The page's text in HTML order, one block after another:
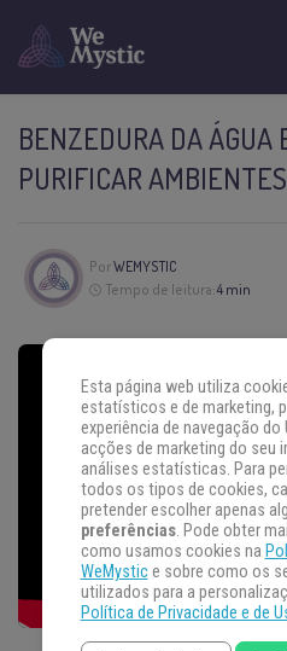
BENZEDURA DA ÁGUA
PURIFICAR
PorWEMYSTIC
Tempo de leitura:4 min
Esta página web utiliza
estatísticos e de marketing,
experiência de navegação
acções de marketing do seu
análises estatísticas. Para
todos os tipos de cookies,
pretender escolher apenas
preferências. Pode obter
como usamos cookies na
WeMystice sobre como os
utilizados para a
Política de Privacidade e de